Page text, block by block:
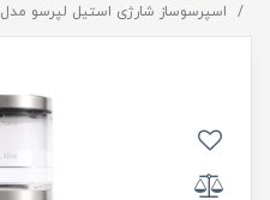
اسپرسوساز شارژی استیل لپرسو مدل LPSTPEM